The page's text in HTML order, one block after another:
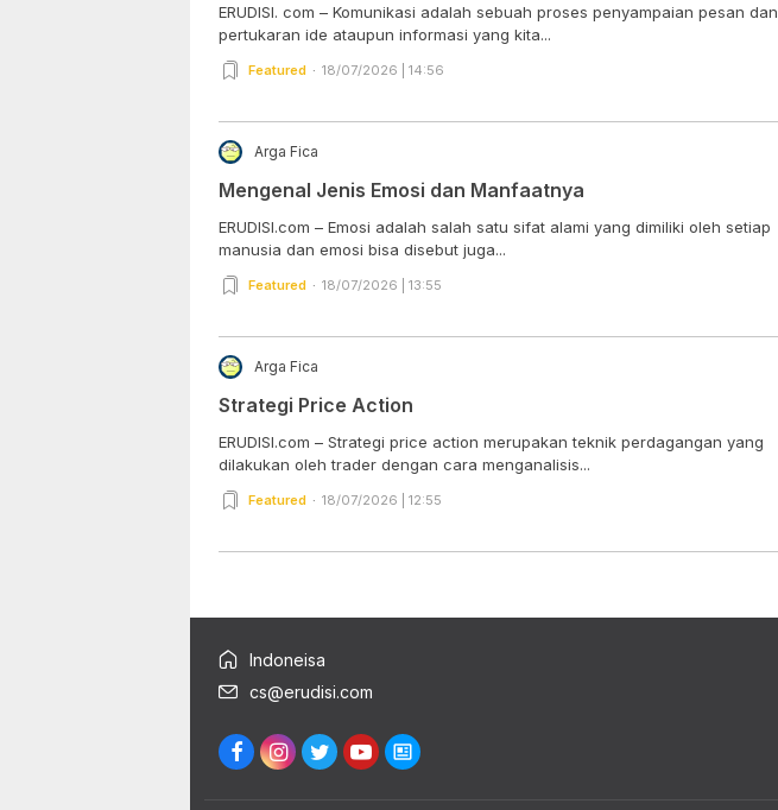
ERUDISI. com – Komunikasi adalah sebuah proses penyampaian pesan dan
pertukaran ide ataupun informasi yang kita...
Featured 18/07/2026 | 14:56
Arga Fica
Mengenal Jenis Emosi dan Manfaatnya
ERUDISI.com – Emosi adalah salah satu sifat alami yang dimiliki oleh setiap
manusia dan emosi bisa disebut juga...
Featured 18/07/2026 | 13:55
Arga Fica
Strategi Price Action
ERUDISI.com – Strategi price action merupakan teknik perdagangan yang
dilakukan oleh trader dengan cara menganalisis...
Featured 18/07/2026 | 12:55
Indoneisa
cs@erudisi.com